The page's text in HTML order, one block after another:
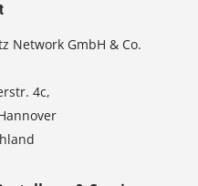
Network GmbH & Co.
4c,